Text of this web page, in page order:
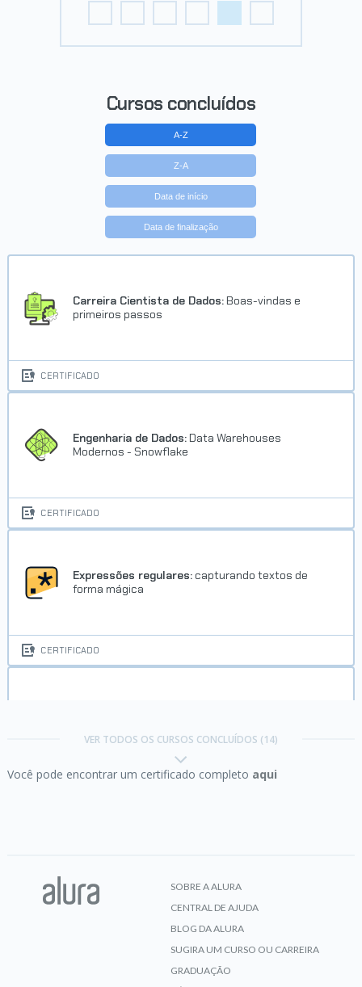
Cursos concluídos
A-Z
Z-A
Data de início
Data de finalização
Carreira Cientista de Dados: Boas-vindas e
primeiros passos
CERTIFICADO
Engenharia de Dados: Data Warehouses
Modernos - Snowflake
CERTIFICADO
Expressões regulares: capturando textos de
forma mágica
CERTIFICADO
VER TODOS OS CURSOS CONCLUÍDOS (14)
Você pode encontrar um certificado completo aqui
SOBRE A ALURA
CENTRAL DE AJUDA
BLOG DA ALURA
SUGIRA UM CURSO OU CARREIRA
GRADUAÇÃO